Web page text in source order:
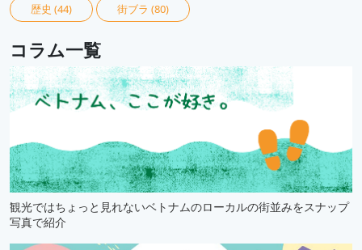
歴史 (44) 街ブラ (80)
コラム一覧
観光ではちょっと見れないベトナムのローカルの街並みをスナップ
写真で紹介